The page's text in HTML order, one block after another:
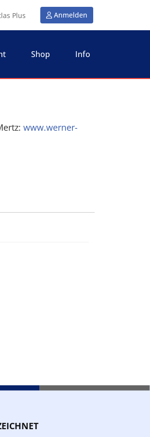
Plus Anmelden
Shop Info
www.werner-